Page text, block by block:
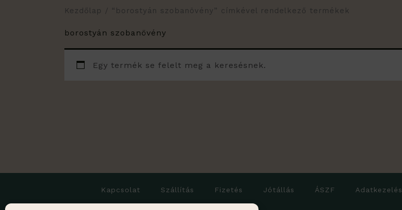
Kezdőlap / “borostyán szobanövény” címkével rendelkező termékek
borostyán szobanövény
Egy termék se felelt meg a keresésnek.
Kapcsolat Szállítás Fizetés Jótállás ÁSZF Adatkezelés